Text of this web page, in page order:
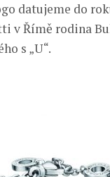
datujeme do
v Římě rodina
s „U“.